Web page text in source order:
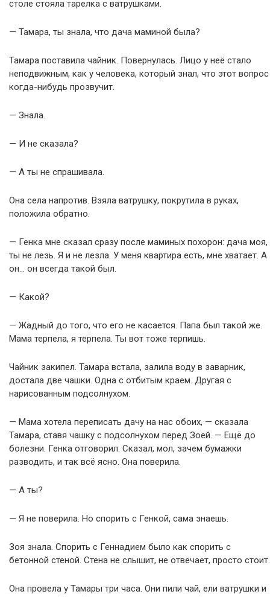
столе стояла тарелка с ватрушками.
— Тамара, ты знала, что дача маминой была?
Тамара поставила чайник. Повернулась. Лицо у неё стало
неподвижным, как у человека, который знал, что этот вопрос
когда-нибудь прозвучит.
— Знала.
— И не сказала?
— А ты не спрашивала.
Она села напротив. Взяла ватрушку, покрутила в руках,
положила обратно.
— Генка мне сказал сразу после маминых похорон: дача моя,
ты не лезь. Я и не лезла. У меня квартира есть, мне хватает. А
он… он всегда такой был.
— Какой?
— Жадный до того, что его не касается. Папа был такой же.
Мама терпела, я терпела. Ты вот тоже терпишь.
Чайник закипел. Тамара встала, залила воду в заварник,
достала две чашки. Одна с отбитым краем. Другая с
нарисованным подсолнухом.
— Мама хотела переписать дачу на нас обоих, — сказала
Тамара, ставя чашку с подсолнухом перед Зоей. — Ещё до
болезни. Генка отговорил. Сказал, мол, зачем бумажки
разводить, и так всё ясно. Она поверила.
— А ты?
— Я не поверила. Но спорить с Генкой, сама знаешь.
Зоя знала. Спорить с Геннадием было как спорить с
бетонной стеной. Стена не слышит, не отвечает, просто стоит.
Она провела у Тамары три часа. Они пили чай, ели ватрушки и